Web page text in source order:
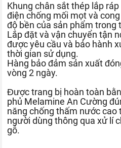
Khung chân sắt thép lắp
điện chống mối mọt và
độ bền của sản phẩm trong
Lắp đặt và vận chuyển tận
được yêu cầu và bảo hành
thời gian sử dụng.
Hàng bảo đảm sản xuất
vòng 2 ngày.
Được trang bị hoàn toàn
phủ Melamine An Cường
năng chống thấm nước cao
người dùng thông qua xử lí
gỗ.